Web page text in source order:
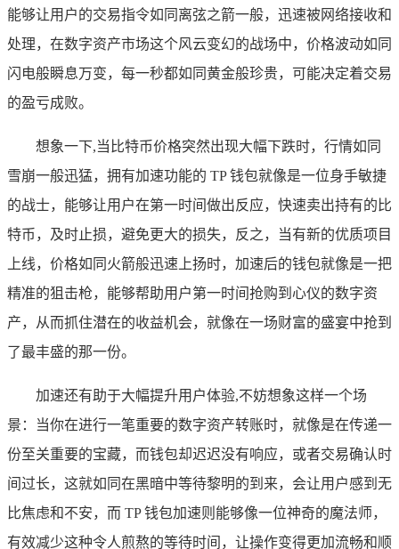
能够让用户的交易指令如同离弦之箭一般，迅速被网络接收和
处理，在数字资产市场这个风云变幻的战场中，价格波动如同
闪电般瞬息万变，每一秒都如同黄金般珍贵，可能决定着交易
的盈亏成败。
想象一下,当比特币价格突然出现大幅下跌时，行情如同
雪崩一般迅猛，拥有加速功能的 TP 钱包就像是一位身手敏捷
的战士，能够让用户在第一时间做出反应，快速卖出持有的比
特币，及时止损，避免更大的损失，反之，当有新的优质项目
上线，价格如同火箭般迅速上扬时，加速后的钱包就像是一把
精准的狙击枪，能够帮助用户第一时间抢购到心仪的数字资
产，从而抓住潜在的收益机会，就像在一场财富的盛宴中抢到
了最丰盛的那一份。
加速还有助于大幅提升用户体验,不妨想象这样一个场
景：当你在进行一笔重要的数字资产转账时，就像是在传递一
份至关重要的宝藏，而钱包却迟迟没有响应，或者交易确认时
间过长，这就如同在黑暗中等待黎明的到来，会让用户感到无
比焦虑和不安，而 TP 钱包加速则能够像一位神奇的魔法师，
有效减少这种令人煎熬的等待时间，让操作变得更加流畅和顺